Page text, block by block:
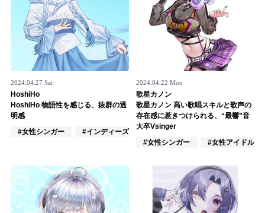
muevoコミュニティ
ぶいクラ！by muevo
ぶいコミュ！by muevo
ぶいマガ！ by muevo
2024.04.27 Sat
HoshiHo
HoshiHo 物語性を感じる、抜群の透
明感
#女性シンガー
#インディーズ #混合ユニット
2024.04.22 Mon
歌星カノン
歌星カノン 高い歌唱スキルと歌声の
存在感に惹きつけられる、“最響”音
大卒Vsinger
#女性シンガー
#女性アイドル